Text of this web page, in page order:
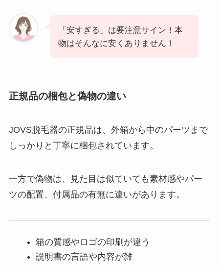
「安すぎる」は要注意サイン！本
物はそんなに安くありません！
正規品の梱包と偽物の違い
JOVS脱毛器の正規品は、外箱から中のパーツまで
しっかりと丁寧に梱包されています。
一方で偽物は、見た目は似ていても素材感やパー
ツの配置、付属品の有無に違いがあります。
箱の質感やロゴの印刷が違う
説明書の言語や内容が雑